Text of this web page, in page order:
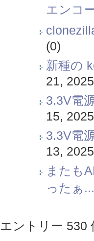
エンコ
(0)
新種の
21, 2025
3.3V電
15, 2025
3.3V電
13, 2025
またも
ったぁ
エントリー 530